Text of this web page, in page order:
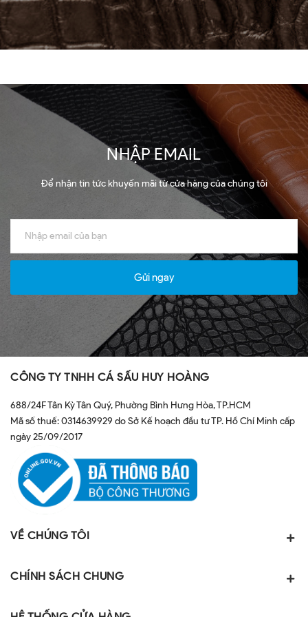
NHẬP EMAIL
Để nhận tin tức khuyến mãi từ cửa hàng của chúng tôi
Gửi ngay
CÔNG TY TNHH CÁ SẤU HUY HOÀNG
688/24F Tân Kỳ Tân Quý, Phường Bình Hưng Hòa, TP.HCM
Mã số thuế: 0314639929 do Sở Kế hoạch đầu tư TP. Hồ Chí Minh cấp
ngày 25/09/2017
VỀ CHÚNG TÔI
CHÍNH SÁCH CHUNG